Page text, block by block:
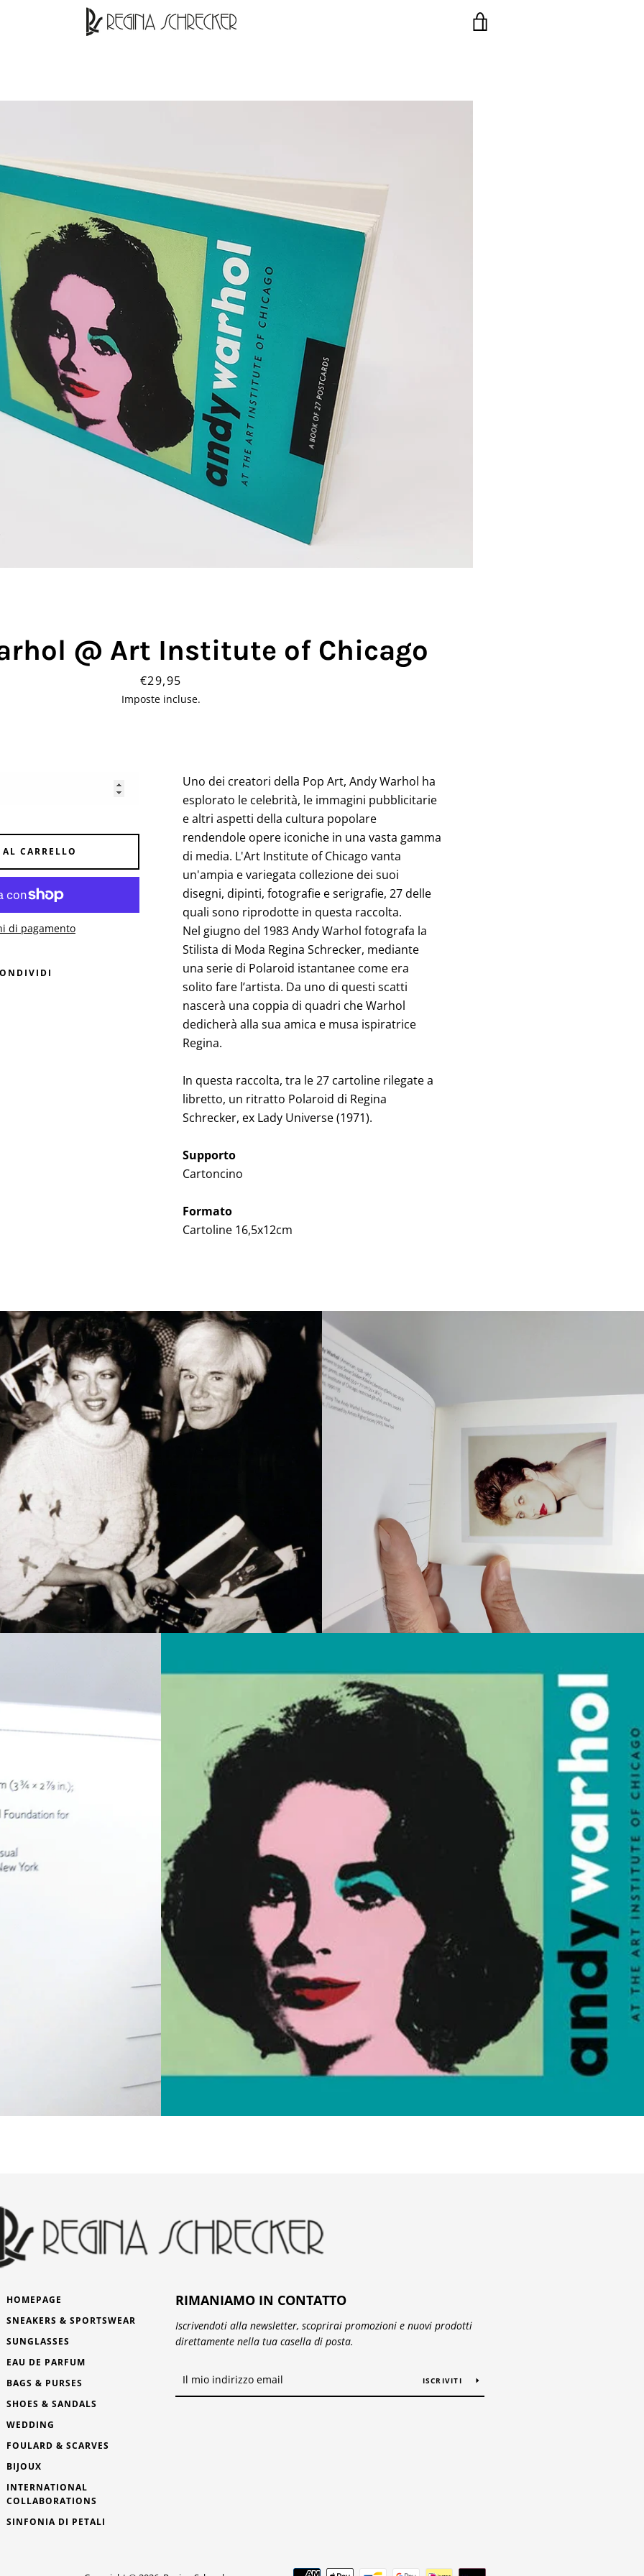
CERCA
ANCORA
@ Art Institute of Chicago
Prezzo
€29,95
Imposte incluse.
Uno dei creatori della Pop Art, Andy Warhol ha
esplorato le celebrità, le immagini pubblicitarie
e altri aspetti della cultura popolare
rendendole opere iconiche in una vasta gamma
di media. L'Art Institute of Chicago vanta
un'ampia e variegata collezione dei suoi
disegni, dipinti, fotografie e serigrafie, 27 delle
quali sono riprodotte in questa raccolta.
Nel giugno del 1983 Andy Warhol fotografa la
Stilista di Moda Regina Schrecker, mediante
una serie di Polaroid istantanee come era
solito fare l’artista. Da uno di questi scatti
nascerà una coppia di quadri che Warhol
dedicherà alla sua amica e musa ispiratrice
Regina.
In questa raccolta, tra le 27 cartoline rilegate a
libretto, un ritratto Polaroid di Regina
Schrecker, ex Lady Universe (1971).
Supporto
Cartoncino
Formato
Cartoline 16,5x12cm
CARRELLO
di pagamento
HOMEPAGE
SNEAKERS & SPORTSWEAR
SUNGLASSES
EAU DE PARFUM
BAGS & PURSES
SHOES & SANDALS
WEDDING
FOULARD & SCARVES
BIJOUX
INTERNATIONAL
COLLABORATIONS
SINFONIA DI PETALI
RIMANIAMO IN CONTATTO
Iscrivendoti alla newsletter, scoprirai promozioni e nuovi prodotti
direttamente nella tua casella di posta.
ISCRIVITI